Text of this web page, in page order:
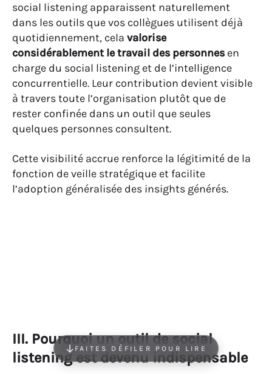
FAITES DÉFILER POUR LIRE
social listening apparaissent naturellement
dans les outils que vos collègues utilisent déjà
quotidiennement, cela valorise
considérablement le travail des personnesen
charge du social listening et de l’intelligence
concurrentielle. Leur contribution devient visible
à travers toute l’organisation plutôt que de
rester confinée dans un outil que seules
quelques personnes consultent.
Cette visibilité accrue renforce la légitimité de la
fonction de veille stratégique et facilite
l’adoption généralisée des insights générés.
III. Pourquoi un outil de social
listening est devenu indispensable